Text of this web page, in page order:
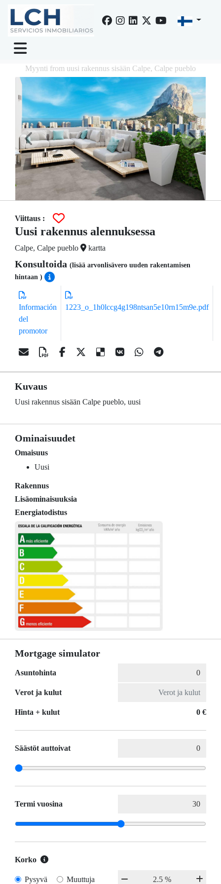
Myynti from uusi rakennus sisään Calpe, Calpe pueblo
Viittaus :
Uusi rakennus alennuksessa
Calpe, Calpe pueblo kartta
Konsultoida (lisää arvonlisävero uuden rakentamisen
hintaan )
Información
del
promotor
1223_o_1h0lccg4g198ntsan5e10rn15m9e.pdf
Kuvaus
Uusi rakennus sisään Calpe pueblo, uusi
Ominaisuudet
Omaisuus
Uusi
Rakennus
Lisäominaisuuksia
Energiatodistus
Mortgage simulator
Asuntohinta
Verot ja kulut
Hinta + kulut 0 €
Säästöt auttoivat
Termi vuosina
Korko
Pysyvä Muuttuja